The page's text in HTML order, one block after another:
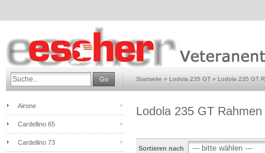
Go Startseite » Lodola 235 GT » Lodola 235 GT
Lodola 235 GT Rahmen
Sortieren nach
Airone
Cardellino 65
Cardellino 73